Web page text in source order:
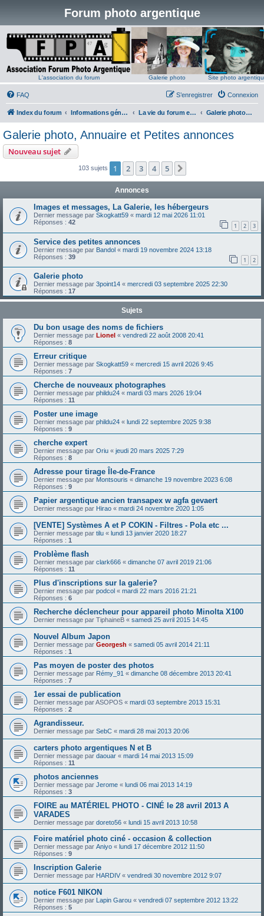
Forum photo argentique
L'association du forum Galerie photo Site photo
FAQ Connexion
S’enregistrer
Index du forum Informations générales La vie du forum et du site Galerie photo, Annuaire et Petites annonces
Galerie photo, Annuaire et Petites annonces
Nouveau sujet
103 sujets 1 2 3 4 5
Annonces
Images et messages, La Galerie, les hébergeurs
Dernier message par Skogkatt59 « mardi 12 mai 2026 11:01
Réponses : 42 1 2 3
Service des petites annonces
Dernier message par Bandol « mardi 19 novembre 2024 13:18
Réponses : 39 1 2
Galerie photo
Dernier message par 3point14 « mercredi 03 septembre 2025 22:30
Réponses : 17
Sujets
Du bon usage des noms de fichiers
Dernier message par Lionel « vendredi 22 août 2008 20:41
Réponses : 8
Erreur critique
Dernier message par Skogkatt59 « mercredi 15 avril 2026 9:45
Réponses : 7
Cherche de nouveaux photographes
Dernier message par phildu24 « mardi 03 mars 2026 19:04
Réponses : 11
Poster une image
Dernier message par phildu24 « lundi 22 septembre 2025 9:38
Réponses : 9
cherche expert
Dernier message par Oriu « jeudi 20 mars 2025 7:29
Réponses : 8
Adresse pour tirage Île-de-France
Dernier message par Montsouris « dimanche 19 novembre 2023 6:08
Réponses : 9
Papier argentique ancien transapex w agfa gevaert
Dernier message par Hirao « mardi 24 novembre 2020 1:05
[VENTE] Systèmes A et P COKIN - Filtres - Pola etc ...
Dernier message par tilu « lundi 13 janvier 2020 18:27
Réponses : 1
Problème flash
Dernier message par clark666 « dimanche 07 avril 2019 21:06
Réponses : 11
Plus d'inscriptions sur la galerie?
Dernier message par podcol « mardi 22 mars 2016 21:21
Réponses : 6
Recherche déclencheur pour appareil photo Minolta X100
Dernier message par TiphaineB « samedi 25 avril 2015 14:45
Nouvel Album Japon
Dernier message par Georgesh « samedi 05 avril 2014 21:11
Réponses : 1
Pas moyen de poster des photos
Dernier message par Rémy_91 « dimanche 08 décembre 2013 20:41
Réponses : 7
1er essai de publication
Dernier message parASOPOS « mardi 03 septembre 2013 15:31
Réponses : 2
Agrandisseur.
Dernier message par SebC « mardi 28 mai 2013 20:06
carters photo argentiques N et B
Dernier message par daouar « mardi 14 mai 2013 15:09
Réponses : 11
photos anciennes
Dernier message par Jerome « lundi 06 mai 2013 14:19
Réponses : 3
FOIRE au MATÉRIEL PHOTO - CINÉ le 28 avril 2013 A
VARADES
Dernier message par doreto56 « lundi 15 avril 2013 10:58
Foire matériel photo ciné - occasion & collection
Dernier message par Aniyo « lundi 17 décembre 2012 11:50
Réponses : 9
Inscription Galerie
Dernier message par HARDIV « vendredi 30 novembre 2012 9:07
notice F601 NIKON
Dernier message par Lapin Garou « vendredi 07 septembre 2012 13:22
Réponses : 5